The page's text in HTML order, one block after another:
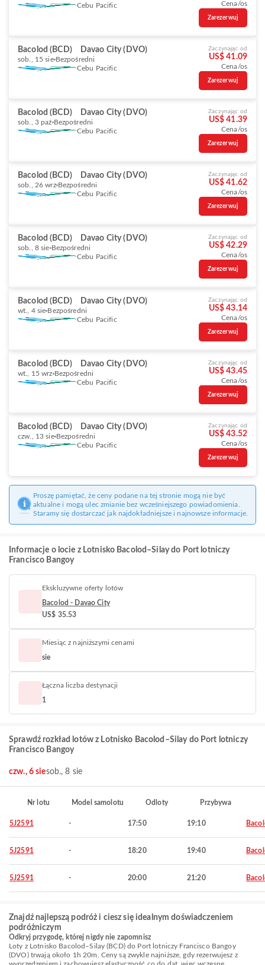
Cebu Pacific
Cena/os
Zarezerwuj
Bacolod (BCD) Davao City (DVO)
sob., 15 sie Bezpośredni
Cebu Pacific
Zaczynając od
US$ 41.09
Cena/os
Zarezerwuj
Bacolod (BCD) Davao City (DVO)
sob., 3 paź Bezpośredni
Cebu Pacific
Zaczynając od
US$ 41.39
Cena/os
Zarezerwuj
Bacolod (BCD) Davao City (DVO)
sob., 26 wrz Bezpośredni
Cebu Pacific
Zaczynając od
US$ 41.62
Cena/os
Zarezerwuj
Bacolod (BCD) Davao City (DVO)
sob., 8 sie Bezpośredni
Cebu Pacific
Zaczynając od
US$ 42.29
Cena/os
Zarezerwuj
Bacolod (BCD) Davao City (DVO)
wt., 4 sie Bezpośredni
Cebu Pacific
Zaczynając od
US$ 43.14
Cena/os
Zarezerwuj
Bacolod (BCD) Davao City (DVO)
wt., 15 wrz Bezpośredni
Cebu Pacific
Zaczynając od
US$ 43.45
Cena/os
Zarezerwuj
Bacolod (BCD) Davao City (DVO)
czw., 13 sie Bezpośredni
Cebu Pacific
Zaczynając od
US$ 43.52
Cena/os
Zarezerwuj
Proszę pamiętać, że ceny podane na tej stronie mogą nie być
aktualne i mogą ulec zmianie bez wcześniejszego powiadomienia.
Staramy się dostarczać jak najdokładniejsze i najnowsze informacje.
Informacje o locie z Lotnisko Bacolod–Silay do Port lotniczy
Francisco Bangoy
Ekskluzywne oferty lotów
Bacolod - Davao City
US$ 35.53
Miesiąc z najniższymi cenami
sie
Łączna liczba destynacji
1
Sprawdź rozkład lotów z Lotnisko Bacolod–Silay do Port lotniczy
Francisco Bangoy
czw., 6 siesob., 8 sie
Nr lotu Model samolotu Odloty Przybywa
5J2591 - 17:50 19:10
5J2591 - 18:20 19:40
5J2591 - 20:00 21:20
Znajdź najlepszą podróż i ciesz się idealnym doświadczeniem
podróżniczym
Odkryj przygodę, której nigdy nie zapomnisz
Loty z Lotnisko Bacolod–Silay (BCD) do Port lotniczy Francisco Bangoy
(DVO) trwają około 1h 20m. Ceny są zwykle najniższe, gdy rezerwujesz z